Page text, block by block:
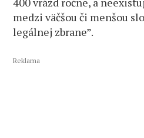
medzi väčšou či menšou
legálnej zbrane”.
Reklama